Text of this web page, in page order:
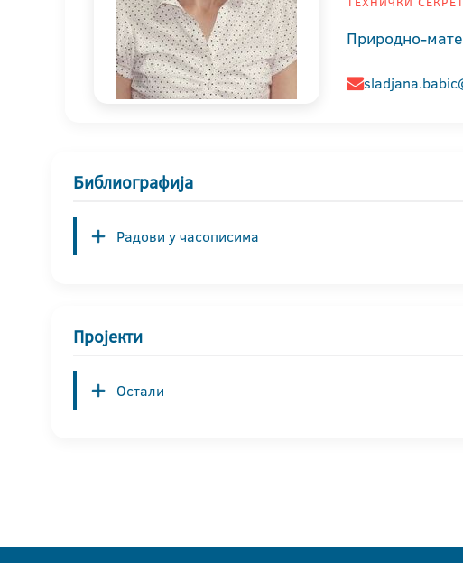
Природно-
Библиографија
Радови у часописима
Пројекти
Остали